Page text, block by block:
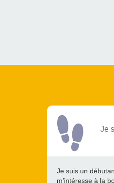
Je
Je suis un
m’intéresse à la